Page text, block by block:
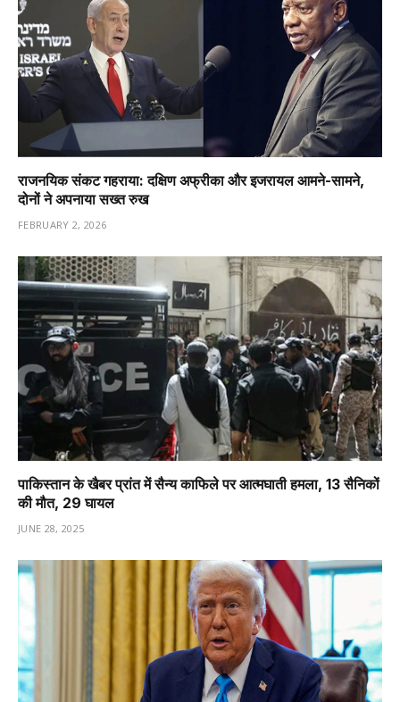
राजनयिक संकट गहराया: दक्षिण अफ्रीका और इजरायल आमने-सामने,
दोनों ने अपनाया सख्त रुख
FEBRUARY 2, 2026
पाकिस्तान के खैबर प्रांत में सैन्य काफिले पर आत्मघाती हमला, 13 सैनिकों
की मौत, 29 घायल
JUNE 28, 2025